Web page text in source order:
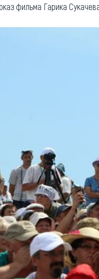
фильма Гарика